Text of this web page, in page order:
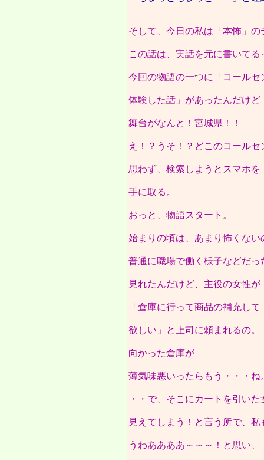
そして、今日の私は「本怖」の
この話は、実話を元に書いて
今回の物語の一つに「コールセ
体験した話」があったんだけど
舞台がなんと！宮城県！！
え！？うそ！？どこのコールセ
思わず、検索しようとスマホを
手に取る。
おっと、物語スタート。
始まりの頃は、あまり怖くない
普通に職場で働く様子などだっ
見れたんだけど、主役の女性が
「倉庫に行って商品の補充して
欲しい」と上司に頼まれるの。
向かった倉庫が
薄気味悪いったらもう・・・ね
・・で、そこにカートを引い
見えてしまう！と言う所で、私
うわああああ～～～！と思い、